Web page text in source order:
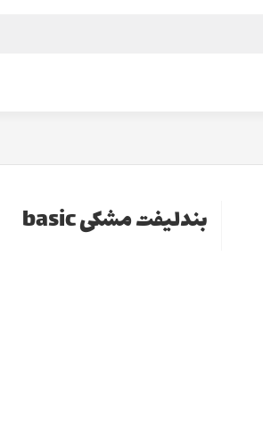
بندلیفت مشکی basic